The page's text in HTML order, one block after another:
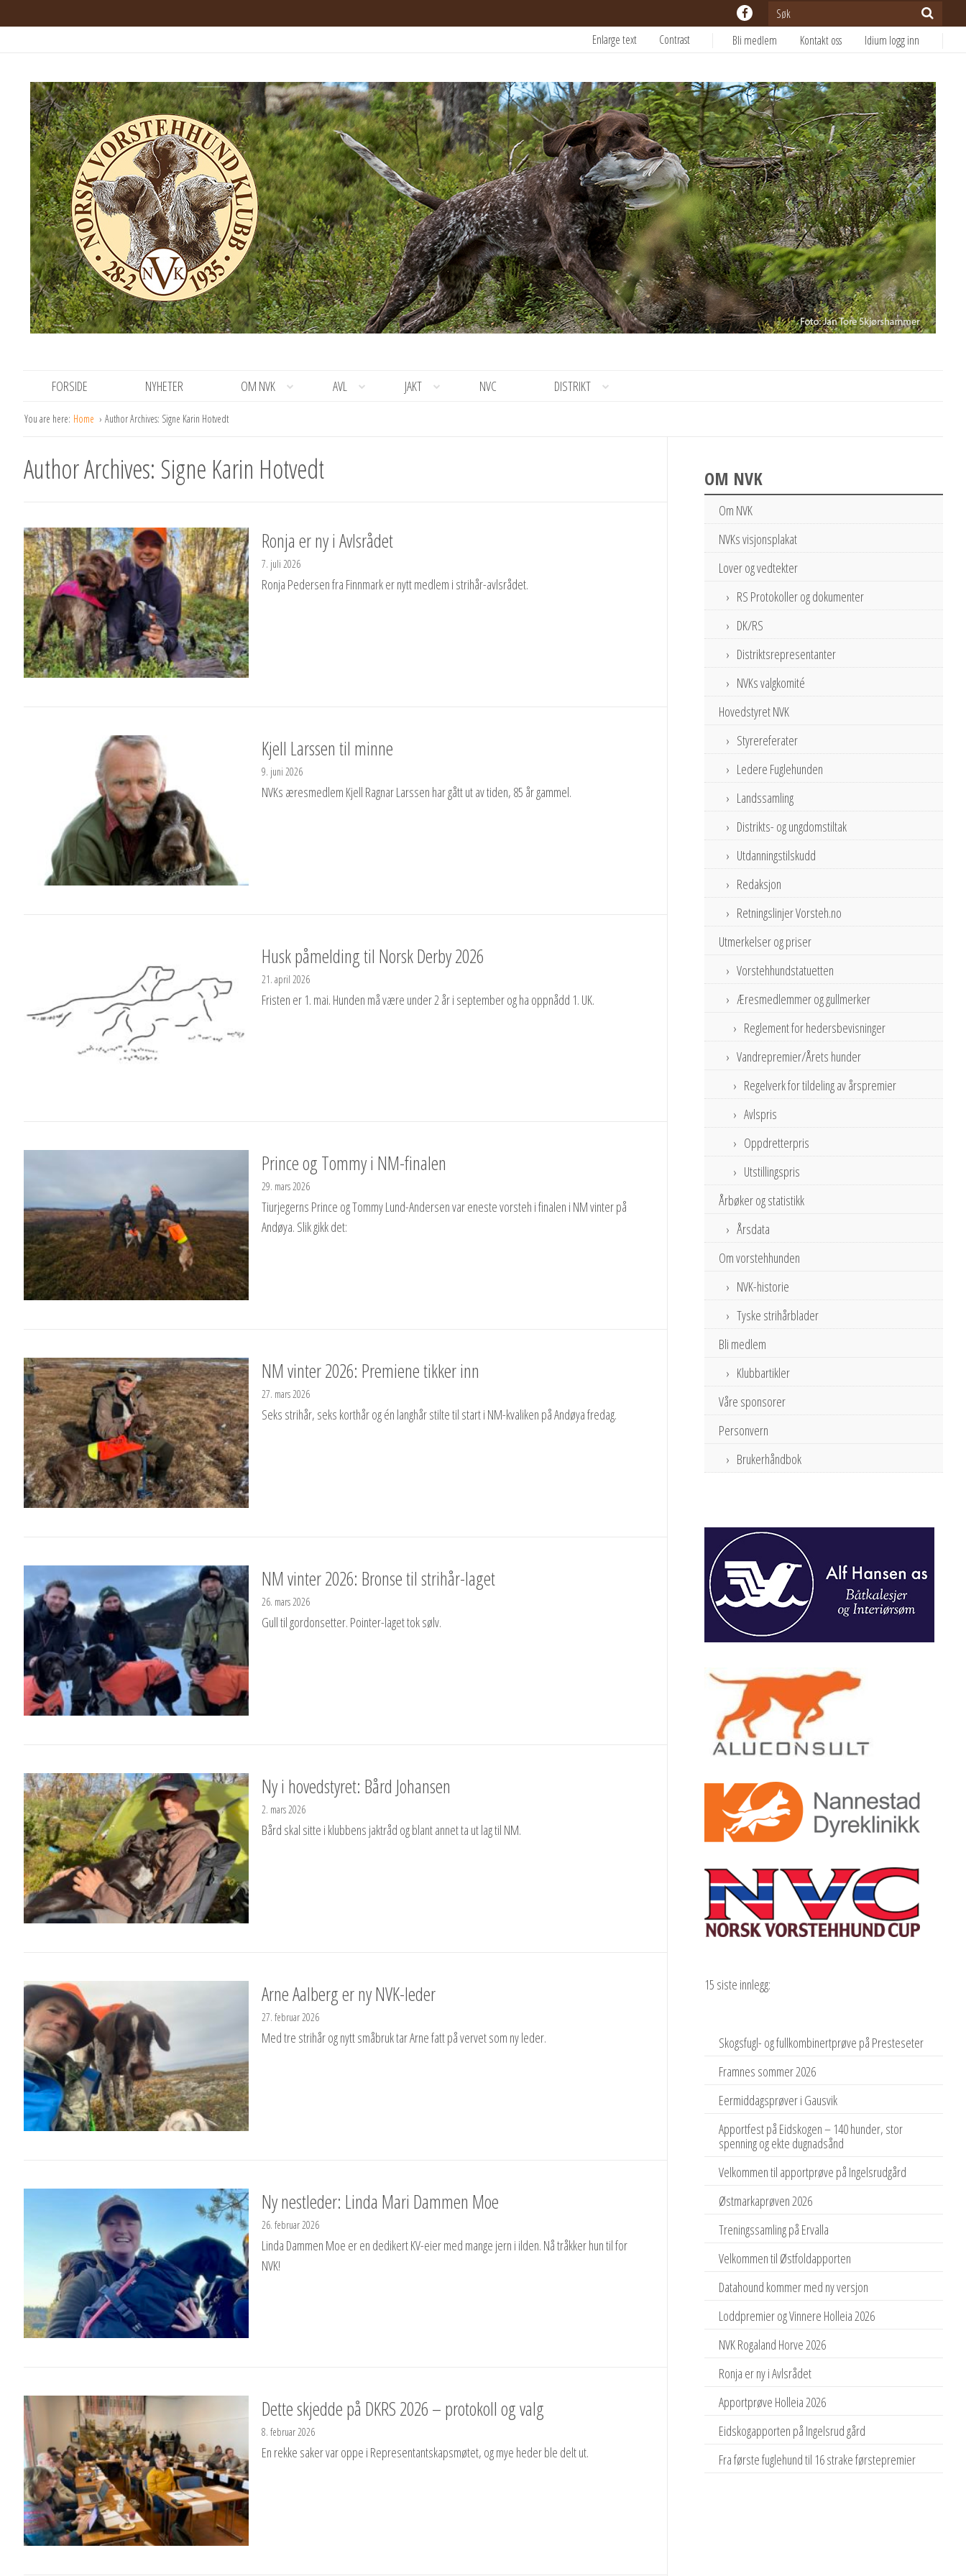
Enlarge text Contrast Bli medlem Kontakt oss Idium logg inn
FORSIDE NYHETER OM NVK AVL JAKT NVC DISTRIKT
You are here: Home Author Archives: Signe Karin Hotvedt
Author Archives: Signe Karin Hotvedt
Ronja er ny i Avlsrådet
7. juli 2026
Ronja Pedersen fra Finnmark er nytt medlem i strihår-avlsrådet.
Kjell Larssen til minne
9. juni 2026
NVKs æresmedlem Kjell Ragnar Larssen har gått ut av tiden, 85 år gammel.
Husk påmelding til Norsk Derby 2026
21. april 2026
Fristen er 1. mai. Hunden må være under 2 år i september og ha oppnådd 1. UK.
Prince og Tommy i NM-finalen
29. mars 2026
Tiurjegerns Prince og Tommy Lund-Andersen var eneste vorsteh i finalen i NM vinter på
Andøya. Slik gikk det:
NM vinter 2026: Premiene tikker inn
27. mars 2026
Seks strihår, seks korthår og én langhår stilte til start i NM-kvaliken på Andøya fredag.
NM vinter 2026: Bronse til strihår-laget
26. mars 2026
Gull til gordonsetter. Pointer-laget tok sølv.
Ny i hovedstyret: Bård Johansen
2. mars 2026
Bård skal sitte i klubbens jaktråd og blant annet ta ut lag til NM.
Arne Aalberg er ny NVK-leder
27. februar 2026
Med tre strihår og nytt småbruk tar Arne fatt på vervet som ny leder.
Ny nestleder: Linda Mari Dammen Moe
26. februar 2026
Linda Dammen Moe er en dedikert KV-eier med mange jern i ilden. Nå tråkker hun til for
NVK!
Dette skjedde på DKRS 2026 – protokoll og valg
8. februar 2026
En rekke saker var oppe i Representantskapsmøtet, og mye heder ble delt ut.
OM NVK
Om NVK
NVKs visjonsplakat
Lover og vedtekter
RS Protokoller og dokumenter
DK/RS
Distriktsrepresentanter
NVKs valgkomité
Hovedstyret NVK
Styrereferater
Ledere Fuglehunden
Landssamling
Distrikts- og ungdomstiltak
Utdanningstilskudd
Redaksjon
Retningslinjer Vorsteh.no
Utmerkelser og priser
Vorstehhundstatuetten
Æresmedlemmer og gullmerker
Reglement for hedersbevisninger
Vandrepremier/Årets hunder
Regelverk for tildeling av årspremier
Avlspris
Oppdretterpris
Utstillingspris
Årbøker og statistikk
Årsdata
Om vorstehhunden
NVK-historie
Tyske strihårblader
Bli medlem
Klubbartikler
Våre sponsorer
Personvern
Brukerhåndbok
15 siste innlegg:
Skogsfugl- og fullkombinertprøve på Presteseter
Framnes sommer 2026
Eermiddagsprøver i Gausvik
Apportfest på Eidskogen – 140 hunder, stor
spenning og ekte dugnadsånd
Velkommen til apportprøve på Ingelsrudgård
Østmarkaprøven 2026
Treningssamling på Ervalla
Velkommen til Østfoldapporten
Datahound kommer med ny versjon
Loddpremier og Vinnere Holleia 2026
NVK Rogaland Horve 2026
Ronja er ny i Avlsrådet
Apportprøve Holleia 2026
Eidskogapporten på Ingelsrud gård
Fra første fuglehund til 16 strake førstepremier